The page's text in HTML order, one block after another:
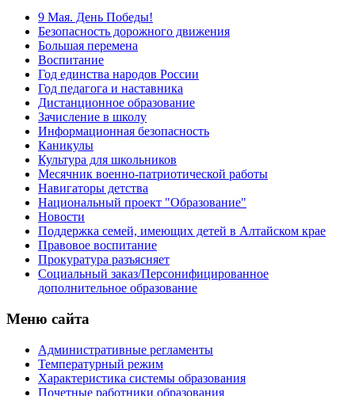
9 Мая. День Победы!
Безопасность дорожного движения
Большая перемена
Воспитание
Год единства народов России
Год педагога и наставника
Дистанционное образование
Зачисление в школу
Информационная безопасность
Каникулы
Культура для школьников
Месячник военно-патриотической работы
Навигаторы детства
Национальный проект "Образование"
Новости
Поддержка семей, имеющих детей в Алтайском крае
Правовое воспитание
Прокуратура разъясняет
Социальный заказ/Персонифицированное
дополнительное образование
Меню сайта
Административные регламенты
Температурный режим
Характеристика системы образования
Почетные работники образования